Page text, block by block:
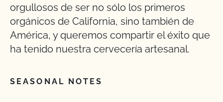
orgullosos de ser no sólo los primeros
orgánicos de California, sino también de
América, y queremos compartir el éxito que
ha tenido nuestra cervecería artesanal.
SEASONAL NOTES